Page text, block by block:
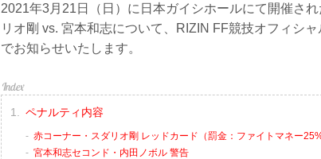
2021年3月21日（日）に日本ガイシホールにて開催さ
リオ剛 vs. 宮本和志について、RIZIN FF競技オフィシ
でお知らせいたします。
ペナルティ内容
赤コーナー・スダリオ剛 レッドカード（罰金：ファイトマネー25%
宮本和志セコンド・内田ノボル 警告